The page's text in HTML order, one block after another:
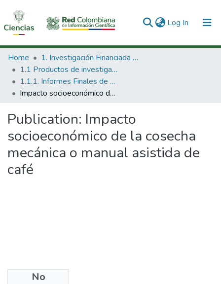
Log In (current)
Communities & Collections
All of DSpace
Statistics
Home
1. Investigación Financiada con Recursos Públicos
1.1 Productos de investigación
1.1.1. Informes Finales de Proyectos de Investigación
Impacto socioeconómico de la cosecha mecánica o manual asistida de café
Publication: Impacto
socioeconómico de la cosecha
mecánica o manual asistida de
café
No